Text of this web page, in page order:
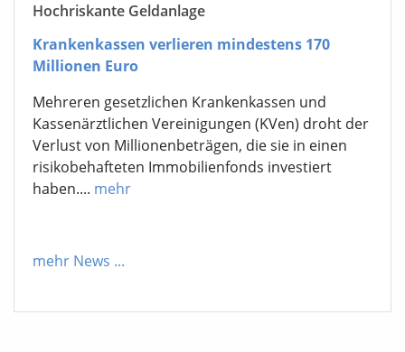
Hochriskante Geldanlage
Krankenkassen verlieren mindestens 170
Millionen Euro
Mehreren gesetzlichen Krankenkassen und
Kassenärztlichen Vereinigungen (KVen) droht der
Verlust von Millionenbeträgen, die sie in einen
risikobehafteten Immobilienfonds investiert
haben.... mehr
mehr News ...